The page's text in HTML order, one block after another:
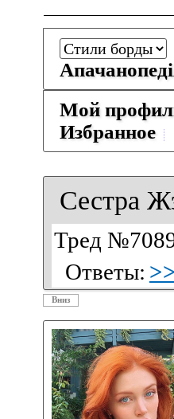
Мой
Избранное
Сестра
Тред
Ответы:
Вниз